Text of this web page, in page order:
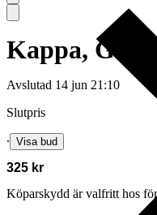
Kappa,
Avslutad 14 jun 21:10
Slutpris
∙ Visa bud
325 kr
Köparskydd är valfritt hos